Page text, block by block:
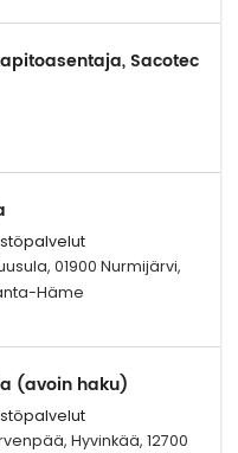
Sacotec
01900 Nurmijärvi,
Häme
(avoin haku)
Hyvinkää, 12700